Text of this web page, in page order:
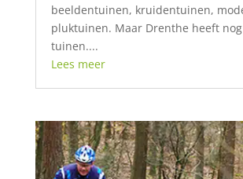
beeldentuinen, kruidentuinen,
pluktuinen. Maar Drenthe heeft
tuinen....
Lees meer